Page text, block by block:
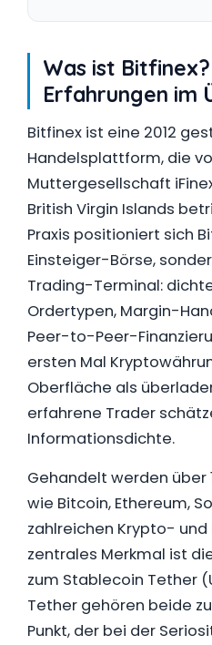
Was ist
Erfahrungen im
Bitfinex ist eine 2012
Handelsplattform, die
Muttergesellschaft
British Virgin Islands
Praxis positioniert sich
Einsteiger-Börse,
Trading-Terminal:
Ordertypen, Margin-
Peer-to-Peer-
ersten Mal
Oberfläche als
erfahrene Trader
Informationsdichte.
Gehandelt werden über
wie Bitcoin, Ethereum,
zahlreichen Krypto- und
zentrales Merkmal ist
zum Stablecoin Tether
Tether gehören beide
Punkt, der bei der